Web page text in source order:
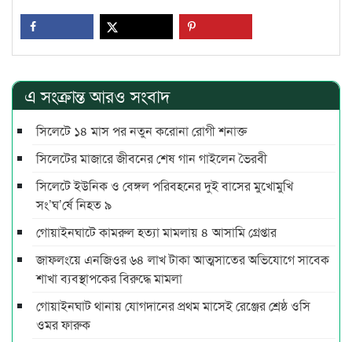
এ সংক্রান্ত আরও সংবাদ
সিলেটে ১৪ মাস পর নতুন করোনা রোগী শনাক্ত
সিলেটের মাজারে জীবনের শেষ গান গাইলেন ভৈরবী
সিলেটে ইউনিক ও বেঙ্গল পরিবহনের দুই বাসের মুখোমুখি
সং’ঘ’র্ষে নিহত ৯
গোয়াইনঘাটে কামরুল হত্যা মামলায় ৪ আসামি গ্রেপ্তার
জাফলংয়ে এনজিওর ৬৪ লাখ টাকা আত্মসাতের অভিযোগে সাবেক
শাখা ব্যবস্থাপকের বিরুদ্ধে মামলা
গোয়াইনঘাট থানায় যোগদানের প্রথম মাসেই রেঞ্জের শ্রেষ্ঠ ওসি
ওমর ফারুক